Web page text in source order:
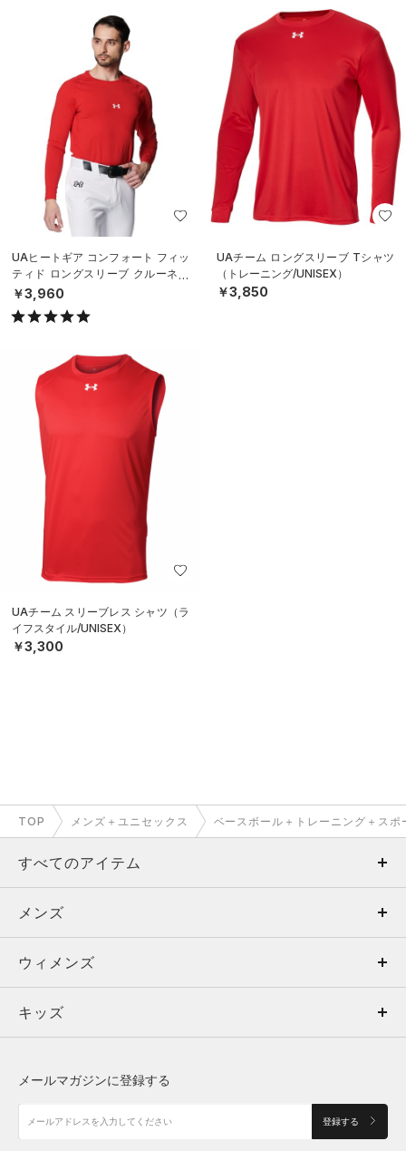
UAヒートギア コンフォート フィッ
ティド ロングスリーブ クルーネッ
ク シャツ（ベースボール/MEN）
￥3,960
UAチーム ロングスリーブ Tシャツ
（トレーニング/UNISEX）
￥3,850
UAチーム スリーブレス シャツ（ラ
イフスタイル/UNISEX）
￥3,300
TOP メンズ＋ユニセックス ベースボール＋トレーニング＋スポ
すべてのアイテム
メンズ
ウィメンズ
キッズ
アクセサリー
メンズ
トップス
ボトムス
アクセサリー
ウィメンズ
トップス
シューズ
キッズ
メールマガジンに登録する
登録する